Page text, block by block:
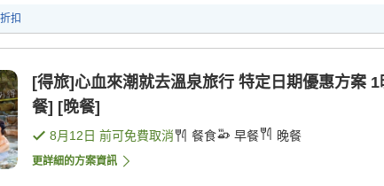
折扣
[得旅]心血來潮就去溫泉旅行 特定日期優惠方案
餐] [晚餐]
8月12日 前可免費取消 餐食 早餐 晚餐
更詳細的方案資訊